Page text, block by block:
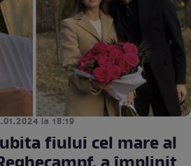
la 18:19
fiului cel mare al